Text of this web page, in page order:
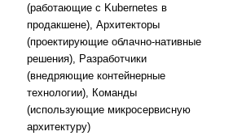
(работающие с Kubernetes в
продакшене), Архитекторы
(проектирующие облачно-нативные
решения), Разработчики
(внедряющие контейнерные
технологии), Команды
(использующие микросервисную
архитектуру)